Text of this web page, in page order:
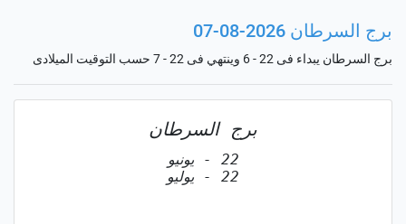
برج السرطان 2026-08-07
برج السرطان يبداء فى 22 - 6 وينتهي فى 22 - 7 حسب التوقيت الميلادى
برج السرطان
22 - يونيو
22 - يوليو